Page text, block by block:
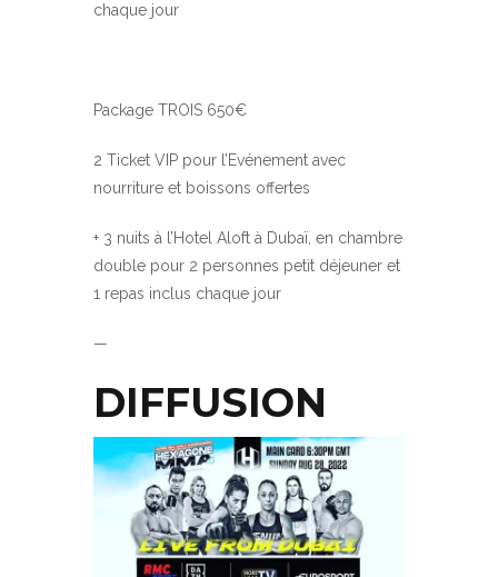
chaque jour
Package TROIS 650€
2 Ticket VIP pour l’Evénement avec
nourriture et boissons offertes
+ 3 nuits à l’Hotel Aloft à Dubaï, en chambre
double pour 2 personnes petit déjeuner et
1 repas inclus chaque jour
—
DIFFUSION